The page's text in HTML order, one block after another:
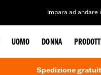
Impara ad andare
UOMO DONNA
Spedizione